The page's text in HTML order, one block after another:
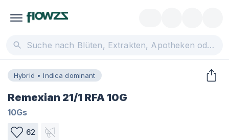
Hybrid • Indica dominant
Remexian 21/1 RFA 10G
10Gs
62